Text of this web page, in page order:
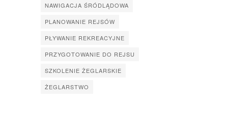
NAWIGACJA ŚRÓDLĄDOWA
PLANOWANIE REJSÓW
PŁYWANIE REKREACYJNE
PRZYGOTOWANIE DO REJSU
SZKOLENIE ŻEGLARSKIE
ŻEGLARSTWO